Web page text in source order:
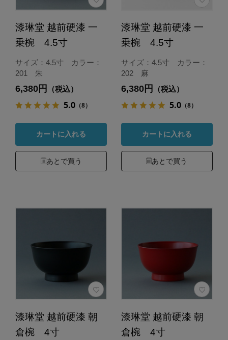
漆琳堂 越前硬漆 一
乗椀 4.5寸
サイズ：4.5寸 カラー：
201 朱
6,380円 （税込）
5.0（8）
カートに入れる
あとで買う
漆琳堂 越前硬漆 一
乗椀 4.5寸
サイズ：4.5寸 カラー：
202 麻
6,380円 （税込）
5.0（8）
カートに入れる
あとで買う
漆琳堂 越前硬漆 朝
倉椀 4寸
漆琳堂 越前硬漆 朝
倉椀 4寸